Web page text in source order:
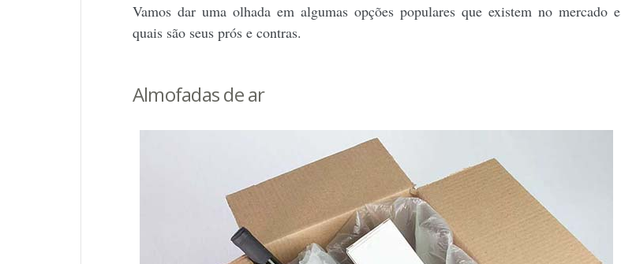
Vamos dar uma olhada em algumas opções populares que existem no mercado e
quais são seus prós e contras.
Almofadas de ar